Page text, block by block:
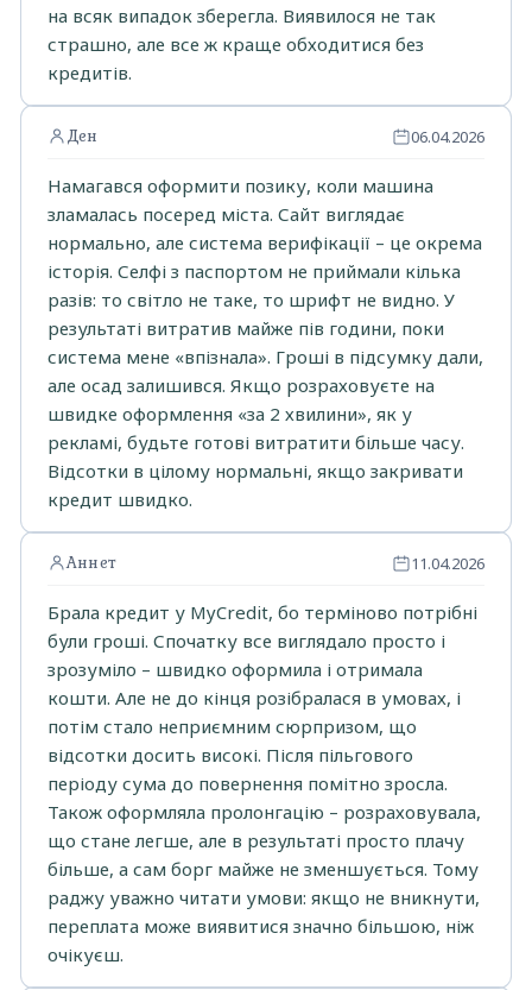
на всяк випадок зберегла. Виявилося не так
страшно, але все ж краще обходитися без
кредитів.
Ден 06.04.2026
Намагався оформити позику, коли машина
зламалась посеред міста. Сайт виглядає
нормально, але система верифікації – це окрема
історія. Селфі з паспортом не приймали кілька
разів: то світло не таке, то шрифт не видно. У
результаті витратив майже пів години, поки
система мене «впізнала». Гроші в підсумку дали,
але осад залишився. Якщо розраховуєте на
швидке оформлення «за 2 хвилини», як у
рекламі, будьте готові витратити більше часу.
Відсотки в цілому нормальні, якщо закривати
кредит швидко.
Аннет 11.04.2026
Брала кредит у MyCredit, бо терміново потрібні
були гроші. Спочатку все виглядало просто і
зрозуміло – швидко оформила і отримала
кошти. Але не до кінця розібралася в умовах, і
потім стало неприємним сюрпризом, що
відсотки досить високі. Після пільгового
періоду сума до повернення помітно зросла.
Також оформляла пролонгацію – розраховувала,
що стане легше, але в результаті просто плачу
більше, а сам борг майже не зменшується. Тому
раджу уважно читати умови: якщо не вникнути,
переплата може виявитися значно більшою, ніж
очікуєш.